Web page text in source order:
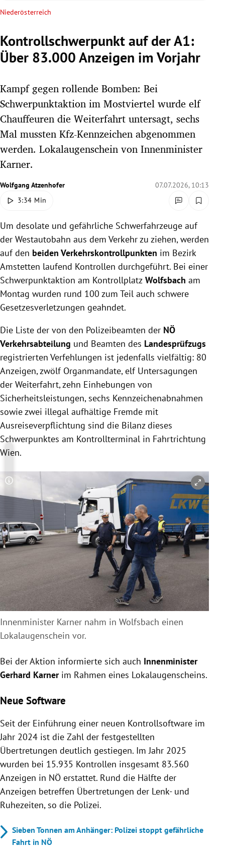
Untermenü
Untermenü
Untermenü
Untermenü
Untermenü
Untermenü
Untermenü
Untermenü
Niederösterreich
Kontrollschwerpunkt auf der A1:
Über 83.000 Anzeigen im Vorjahr
Kampf gegen rollende Bomben: Bei
Schwerpunktaktion im Mostviertel wurde elf
Chauffeuren die Weiterfahrt untersagt, sechs
Mal mussten Kfz-Kennzeichen abgenommen
werden. Lokalaugenschein von Innenminister
Karner.
Wolfgang Atzenhofer
07.07.2026, 10:13
3:34 Min
Um desolate und gefährliche Schwerfahrzeuge auf
der Westautobahn aus dem Verkehr zu ziehen, werden
auf den beiden Verkehrskontrollpunkten im Bezirk
Amstetten laufend Kontrollen durchgeführt. Bei einer
Schwerpunktaktion am Kontrollplatz Wolfsbach am
Montag wurden rund 100 zum Teil auch schwere
Gesetzesverletzungen geahndet.
Die Liste der von den Polizeibeamten der NÖ
Verkehrsabteilung und Beamten des Landesprüfzugs
registrierten Verfehlungen ist jedenfalls vielfältig: 80
Anzeigen, zwölf Organmandate, elf Untersagungen
der Weiterfahrt, zehn Einhebungen von
Sicherheitsleistungen, sechs Kennzeichenabnahmen
sowie zwei illegal aufhältige Fremde mit
Ausreiseverpflichtung sind die Bilanz dieses
Schwerpunktes am Kontrollterminal in Fahrtrichtung
Wien.
Copyright-Hinweis öffnen/schließen
Innenminister Karner nahm in Wolfsbach einen
Lokalaugenschein vor.
Bei der Aktion informierte sich auch Innenminister
Gerhard Karnerim Rahmen eines Lokalaugenscheins.
Neue Software
Seit der Einführung einer neuen Kontrollsoftware im
Jahr 2024 ist die Zahl der festgestellten
Übertretungen deutlich gestiegen. Im Jahr 2025
wurden bei 15.935 Kontrollen insgesamt 83.560
Anzeigen in NÖ erstattet. Rund die Hälfte der
Anzeigen betreffen Übertretungen der Lenk- und
Ruhezeiten, so die Polizei.
Sieben Tonnen am Anhänger: Polizei stoppt gefährliche
Fahrt in NÖ